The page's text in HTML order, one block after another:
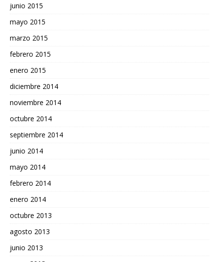
junio 2015
mayo 2015
marzo 2015
febrero 2015
enero 2015
diciembre 2014
noviembre 2014
octubre 2014
septiembre 2014
junio 2014
mayo 2014
febrero 2014
enero 2014
octubre 2013
agosto 2013
junio 2013